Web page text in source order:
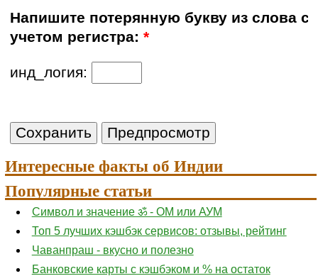
Напишите потерянную букву из слова с
учетом регистра:*
инд_логия:
Интересные факты об Индии
Популярные статьи
Символ и значение ॐ - ОМ или АУМ
Топ 5 лучших кэшбэк сервисов: отзывы, рейтинг
Чаванпраш - вкусно и полезно
Банковские карты с кэшбэком и % на остаток